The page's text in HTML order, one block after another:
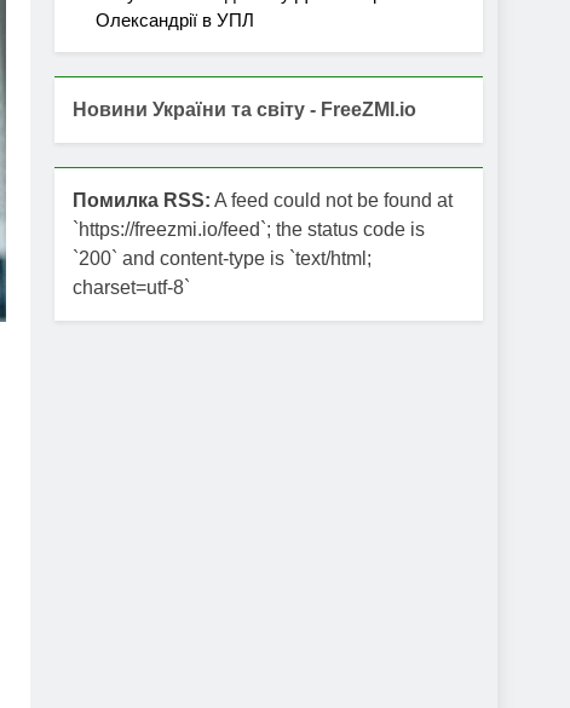
Олександрії в УПЛ
Новини України та світу - FreeZMI.io
Помилка RSS: A feed could not be found at
`https://freezmi.io/feed`; the status code is
`200` and content-type is `text/html;
charset=utf-8`